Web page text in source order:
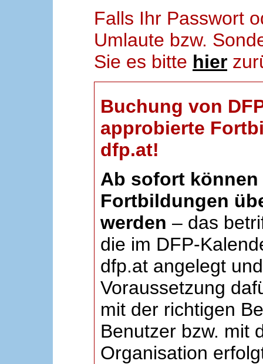
Falls Ihr Passwort
Umlaute bzw.
Sie es bitte hier
Buchung von
approbierte
dfp.at!
Ab sofort können
Fortbildungen
werden – das
die im DFP-
dfp.at angelegt
Voraussetzung
mit der richtigen
Benutzer bzw. mit
Organisation